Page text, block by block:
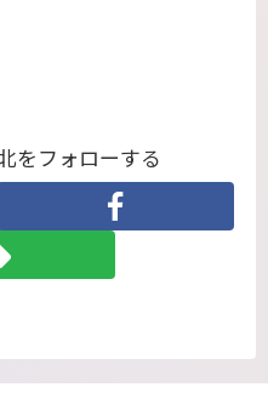
をフォローする